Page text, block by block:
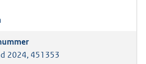
2024, 451353